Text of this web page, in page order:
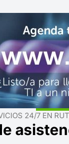
24/7 EN